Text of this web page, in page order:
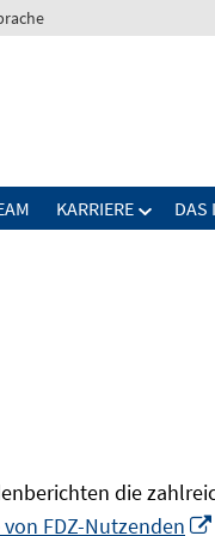
KARRIERE DAS
die
FDZ-Nutzenden